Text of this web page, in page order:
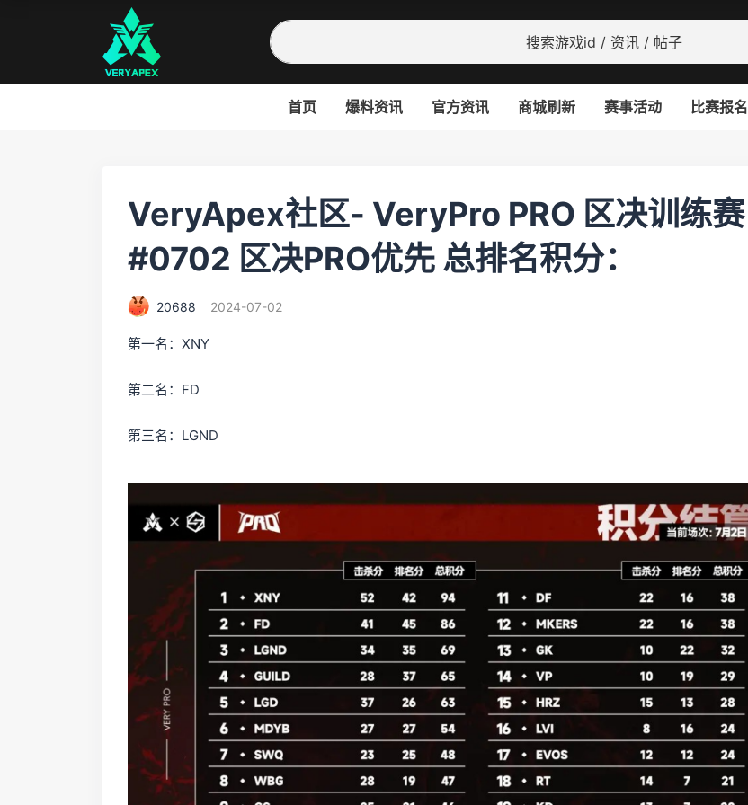
首页 爆料资讯 官方资讯 商城刷新 赛事活动 比赛报名
VeryApex社区- VeryPro PRO 区决训练赛
#0702 区决PRO优先 总排名积分：
20688 2024-07-02
第一名：XNY
第二名：FD
第三名：LGND